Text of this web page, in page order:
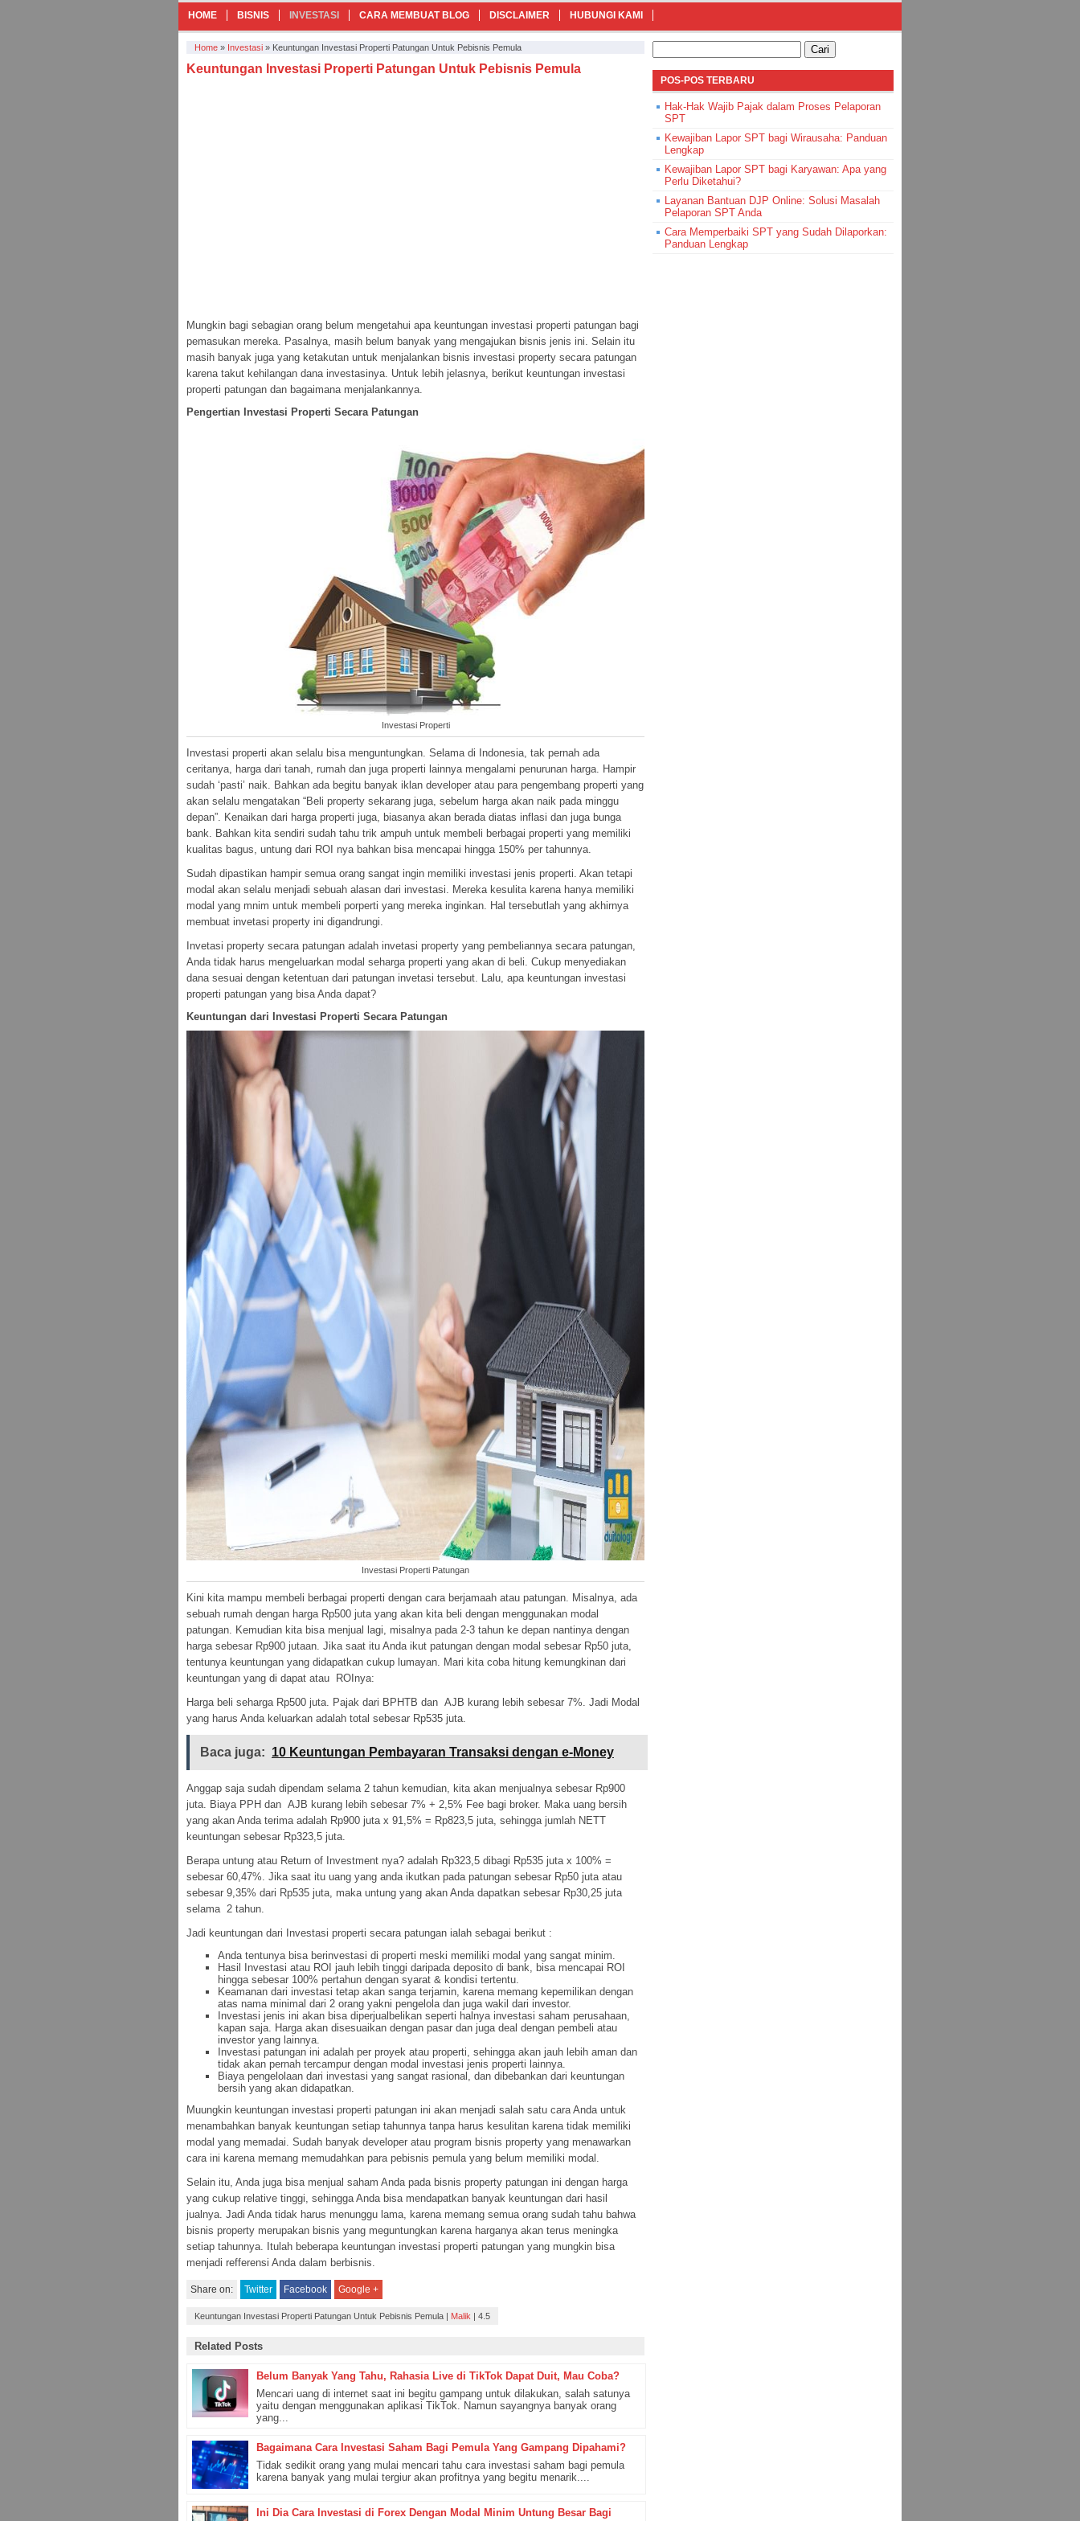
HOME BISNIS INVESTASI CARA MEMBUAT BLOG DISCLAIMER HUBUNGI KAMI
Home » Investasi » Keuntungan Investasi Properti Patungan Untuk Pebisnis Pemula
Keuntungan Investasi Properti Patungan Untuk Pebisnis Pemula
Mungkin bagi sebagian orang belum mengetahui apa keuntungan investasi properti patungan bagi
pemasukan mereka. Pasalnya, masih belum banyak yang mengajukan bisnis jenis ini. Selain itu
masih banyak juga yang ketakutan untuk menjalankan bisnis investasi property secara patungan
karena takut kehilangan dana investasinya. Untuk lebih jelasnya, berikut keuntungan investasi
properti patungan dan bagaimana menjalankannya.
Pengertian Investasi Properti Secara Patungan
Investasi Properti
Investasi properti akan selalu bisa menguntungkan. Selama di Indonesia, tak pernah ada
ceritanya, harga dari tanah, rumah dan juga properti lainnya mengalami penurunan harga. Hampir
sudah ‘pasti’ naik. Bahkan ada begitu banyak iklan developer atau para pengembang properti yang
akan selalu mengatakan “Beli property sekarang juga, sebelum harga akan naik pada minggu
depan”. Kenaikan dari harga properti juga, biasanya akan berada diatas inflasi dan juga bunga
bank. Bahkan kita sendiri sudah tahu trik ampuh untuk membeli berbagai properti yang memiliki
kualitas bagus, untung dari ROI nya bahkan bisa mencapai hingga 150% per tahunnya.
Sudah dipastikan hampir semua orang sangat ingin memiliki investasi jenis properti. Akan tetapi
modal akan selalu menjadi sebuah alasan dari investasi. Mereka kesulita karena hanya memiliki
modal yang mnim untuk membeli porperti yang mereka inginkan. Hal tersebutlah yang akhirnya
membuat invetasi property ini digandrungi.
Invetasi property secara patungan adalah invetasi property yang pembeliannya secara patungan,
Anda tidak harus mengeluarkan modal seharga properti yang akan di beli. Cukup menyediakan
dana sesuai dengan ketentuan dari patungan invetasi tersebut. Lalu, apa keuntungan investasi
properti patungan yang bisa Anda dapat?
Keuntungan dari Investasi Properti Secara Patungan
Investasi Properti Patungan
Kini kita mampu membeli berbagai properti dengan cara berjamaah atau patungan. Misalnya, ada
sebuah rumah dengan harga Rp500 juta yang akan kita beli dengan menggunakan modal
patungan. Kemudian kita bisa menjual lagi, misalnya pada 2-3 tahun ke depan nantinya dengan
harga sebesar Rp900 jutaan. Jika saat itu Anda ikut patungan dengan modal sebesar Rp50 juta,
tentunya keuntungan yang didapatkan cukup lumayan. Mari kita coba hitung kemungkinan dari
keuntungan yang di dapat atau ROInya:
Harga beli seharga Rp500 juta. Pajak dari BPHTB dan AJB kurang lebih sebesar 7%. Jadi Modal
yang harus Anda keluarkan adalah total sebesar Rp535 juta.
Baca juga: 10 Keuntungan Pembayaran Transaksi dengan e-Money
Anggap saja sudah dipendam selama 2 tahun kemudian, kita akan menjualnya sebesar Rp900
juta. Biaya PPH dan AJB kurang lebih sebesar 7% + 2,5% Fee bagi broker. Maka uang bersih
yang akan Anda terima adalah Rp900 juta x 91,5% = Rp823,5 juta, sehingga jumlah NETT
keuntungan sebesar Rp323,5 juta.
Berapa untung atau Return of Investment nya? adalah Rp323,5 dibagi Rp535 juta x 100% =
sebesar 60,47%. Jika saat itu uang yang anda ikutkan pada patungan sebesar Rp50 juta atau
sebesar 9,35% dari Rp535 juta, maka untung yang akan Anda dapatkan sebesar Rp30,25 juta
selama 2 tahun.
Jadi keuntungan dari Investasi properti secara patungan ialah sebagai berikut :
Anda tentunya bisa berinvestasi di properti meski memiliki modal yang sangat minim.
Hasil Investasi atau ROI jauh lebih tinggi daripada deposito di bank, bisa mencapai ROI
hingga sebesar 100% pertahun dengan syarat & kondisi tertentu.
Keamanan dari investasi tetap akan sanga terjamin, karena memang kepemilikan dengan
atas nama minimal dari 2 orang yakni pengelola dan juga wakil dari investor.
Investasi jenis ini akan bisa diperjualbelikan seperti halnya investasi saham perusahaan,
kapan saja. Harga akan disesuaikan dengan pasar dan juga deal dengan pembeli atau
investor yang lainnya.
Investasi patungan ini adalah per proyek atau properti, sehingga akan jauh lebih aman dan
tidak akan pernah tercampur dengan modal investasi jenis properti lainnya.
Biaya pengelolaan dari investasi yang sangat rasional, dan dibebankan dari keuntungan
bersih yang akan didapatkan.
Muungkin keuntungan investasi properti patungan ini akan menjadi salah satu cara Anda untuk
menambahkan banyak keuntungan setiap tahunnya tanpa harus kesulitan karena tidak memiliki
modal yang memadai. Sudah banyak developer atau program bisnis property yang menawarkan
cara ini karena memang memudahkan para pebisnis pemula yang belum memiliki modal.
Selain itu, Anda juga bisa menjual saham Anda pada bisnis property patungan ini dengan harga
yang cukup relative tinggi, sehingga Anda bisa mendapatkan banyak keuntungan dari hasil
jualnya. Jadi Anda tidak harus menunggu lama, karena memang semua orang sudah tahu bahwa
bisnis property merupakan bisnis yang meguntungkan karena harganya akan terus meningka
setiap tahunnya. Itulah beberapa keuntungan investasi properti patungan yang mungkin bisa
menjadi refferensi Anda dalam berbisnis.
Share on: Twitter Facebook Google +
Keuntungan Investasi Properti Patungan Untuk Pebisnis Pemula | Malik | 4.5
Related Posts
Belum Banyak Yang Tahu, Rahasia Live di TikTok Dapat Duit, Mau Coba?
Mencari uang di internet saat ini begitu gampang untuk dilakukan, salah satunya
yaitu dengan menggunakan aplikasi TikTok. Namun sayangnya banyak orang
yang...
Bagaimana Cara Investasi Saham Bagi Pemula Yang Gampang Dipahami?
Tidak sedikit orang yang mulai mencari tahu cara investasi saham bagi pemula
karena banyak yang mulai tergiur akan profitnya yang begitu menarik....
Ini Dia Cara Investasi di Forex Dengan Modal Minim Untung Besar Bagi
untuk:
POS-POS TERBARU
Hak-Hak Wajib Pajak dalam Proses Pelaporan
SPT
Kewajiban Lapor SPT bagi Wirausaha: Panduan
Lengkap
Kewajiban Lapor SPT bagi Karyawan: Apa yang
Perlu Diketahui?
Layanan Bantuan DJP Online: Solusi Masalah
Pelaporan SPT Anda
Cara Memperbaiki SPT yang Sudah Dilaporkan:
Panduan Lengkap